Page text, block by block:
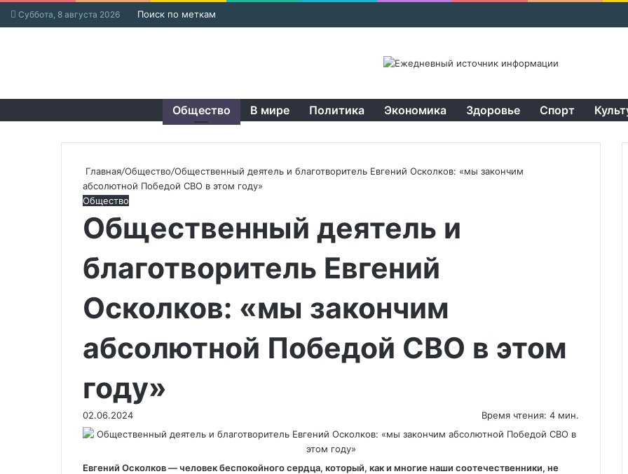
Суббота, 8 августа 2026 Поиск по меткам
Общество В мире Политика Экономика Здоровье Спорт
Главная/Общество/Общественный деятель и благотворитель Евгений Осколков: «мы закончим
абсолютной Победой СВО в этом году»
Общество
Общественный деятель и
благотворитель Евгений
Осколков: «мы закончим
абсолютной Победой СВО в этом
году»
02.06.2024 Время чтения: 4 мин.
Евгений Осколков — человек беспокойного сердца, который, как и многие наши соотечественники, не